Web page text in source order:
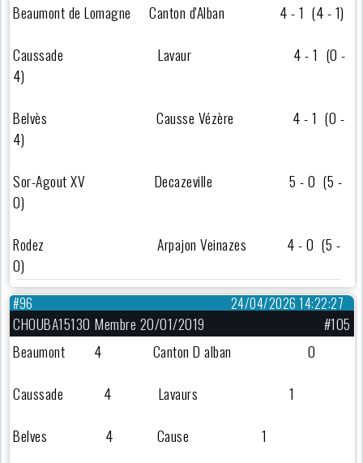
Beaumont de Lomagne Canton d'Alban 4 - 1 (4 - 1)
Caussade Lavaur 4 - 1 (0 -
4)
Belvès Causse Vézère 4 - 1 (0 -
4)
Sor-Agout XV Decazeville 5 - 0 (5 -
0)
Rodez Arpajon Veinazes 4 - 0 (5 -
0)
24/04/2026 14:22:27
#96
CHOUBA15130 Membre 20/01/2019
#105
Beaumont 4 Canton D alban 0
Caussade 4 Lavaurs 1
Belves 4 Cause 1